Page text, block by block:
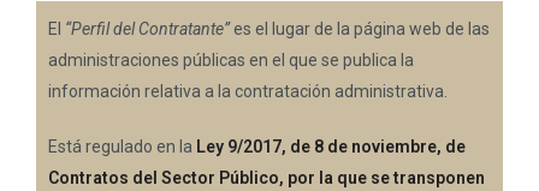
El “Perfil del Contratante”es el lugar de la página web de las
administraciones públicas en el que se publica la
información relativa a la contratación administrativa.
Está regulado en la Ley 9/2017, de 8 de noviembre, de
Contratos del Sector Público, por la que se transponen